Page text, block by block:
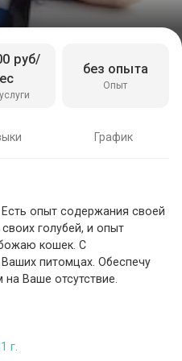
руб/
Опыт
без опыта
График
опыт содержания своей
голубей, и опыт
кошек. С
питомцах. Обеспечу
Ваше отсутствие.
г.